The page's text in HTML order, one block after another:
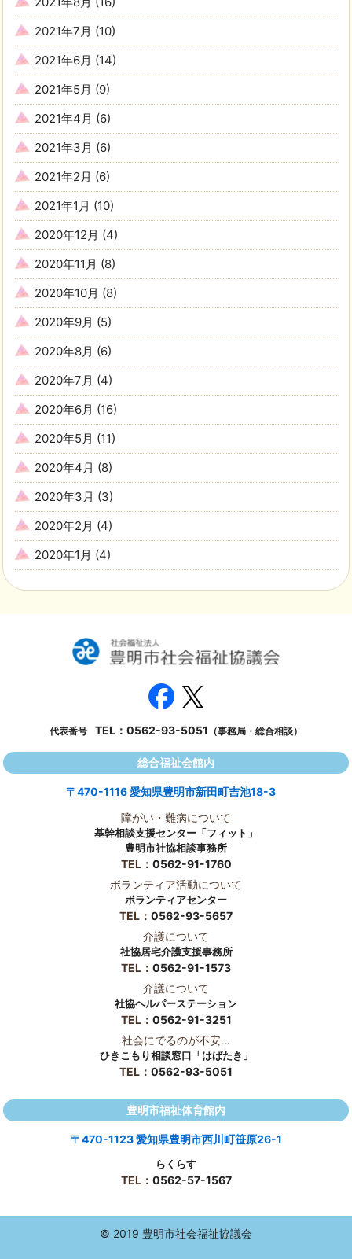
2021年7月 (10)
2021年6月 (14)
2021年5月 (9)
2021年4月 (6)
2021年3月 (6)
2021年2月 (6)
2021年1月 (10)
2020年12月 (4)
2020年11月 (8)
2020年10月 (8)
2020年9月 (5)
2020年8月 (6)
2020年7月 (4)
2020年6月 (16)
2020年5月 (11)
2020年4月 (8)
2020年3月 (3)
2020年2月 (4)
2020年1月 (4)
代表番号 TEL： 0562-93-5051 （事務局・総合相談）
総合福祉会館内
〒470-1116 愛知県豊明市新田町吉池18-3
障がい・難病について
基幹相談支援センター「フィット」
豊明市社協相談事務所
TEL： 0562-91-1760
ボランティア活動について
ボランティアセンター
TEL： 0562-93-5657
介護について
社協居宅介護支援事務所
TEL： 0562-91-1573
介護について
社協ヘルパーステーション
TEL： 0562-91-3251
社会にでるのが不安...
ひきこもり相談窓口「はばたき」
TEL： 0562-93-5051
豊明市福祉体育館内
〒470-1123 愛知県豊明市西川町笹原26-1
らくらす
TEL： 0562-57-1567
© 2019 豊明市社会福祉協議会